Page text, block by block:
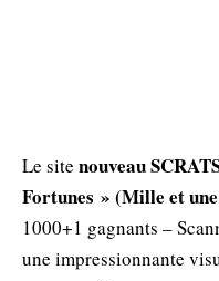
Le site nouveau
Fortunes » (Mille et
1000+1 gagnants –
une impressionnante